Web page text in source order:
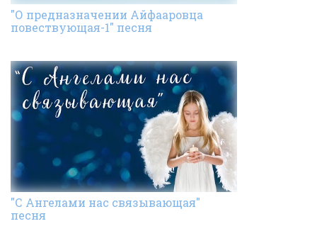
"О предназначении Айфааровца
повествующая-1" песня
"С Ангелами нас связывающая"
песня